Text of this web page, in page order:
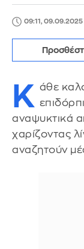
09:11, 09.09.2025
Κ άθε
αναψυκτικά
χαρίζοντας
αναζητούν